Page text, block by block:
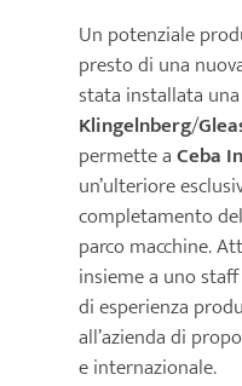
Un potenziale
presto di una
stata installata una
Klingelnberg/
permette aCeba
un’ulteriore
completamento
parco macchine.
insieme a uno
di esperienza
all’azienda di
e internazionale.